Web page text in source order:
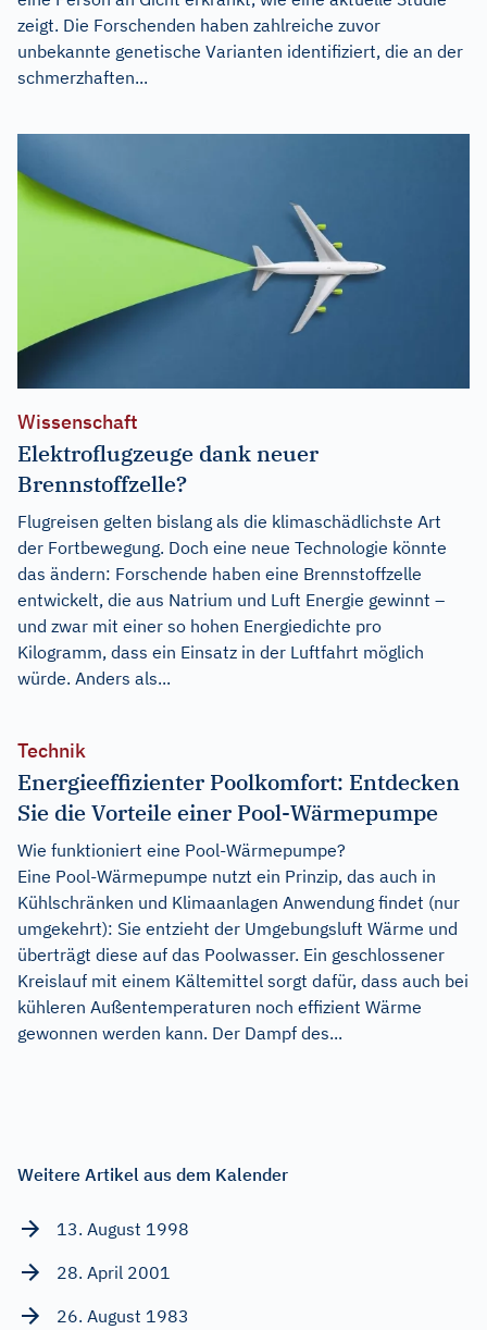
zeigt. Die Forschenden haben zahlreiche zuvor
unbekannte genetische Varianten identifiziert, die an der
schmerzhaften...
Wissenschaft
Elektroflugzeuge dank neuer
Brennstoffzelle?
Flugreisen gelten bislang als die klimaschädlichste Art
der Fortbewegung. Doch eine neue Technologie könnte
das ändern: Forschende haben eine Brennstoffzelle
entwickelt, die aus Natrium und Luft Energie gewinnt –
und zwar mit einer so hohen Energiedichte pro
Kilogramm, dass ein Einsatz in der Luftfahrt möglich
würde. Anders als...
Technik
Energieeffizienter Poolkomfort: Entdecken
Sie die Vorteile einer Pool-Wärmepumpe
Wie funktioniert eine Pool-Wärmepumpe?
Eine Pool-Wärmepumpe nutzt ein Prinzip, das auch in
Kühlschränken und Klimaanlagen Anwendung findet (nur
umgekehrt): Sie entzieht der Umgebungsluft Wärme und
überträgt diese auf das Poolwasser. Ein geschlossener
Kreislauf mit einem Kältemittel sorgt dafür, dass auch bei
kühleren Außentemperaturen noch effizient Wärme
gewonnen werden kann. Der Dampf des...
Weitere Artikel aus dem Kalender
13. August 1998
28. April 2001
26. August 1983